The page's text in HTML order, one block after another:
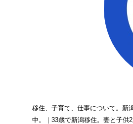
移住、子育て、仕事について。新
中。｜33歳で新潟移住。妻と子供